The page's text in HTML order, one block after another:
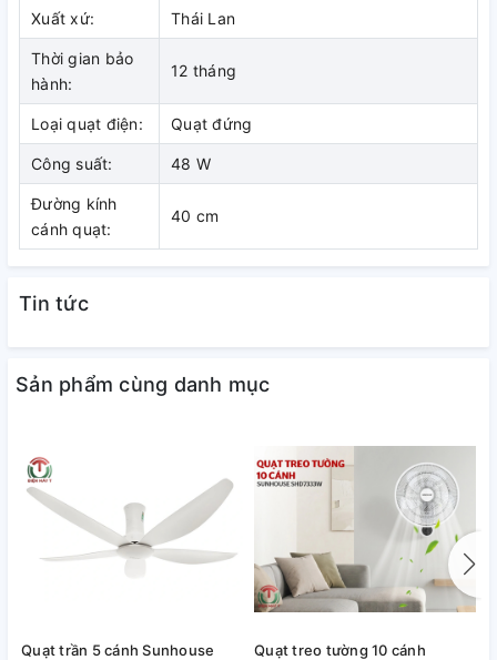
3 mức tốc độ gió điều khiển bằng
dễ dùng
Xuất xứ: Thái Lan
Thời gian bảo
hành:
12 tháng
Loại quạt điện: Quạt đứng
Công suất: 48 W
Đường kính
cánh quạt:
40 cm
Tin tức
Sản phẩm cùng danh mục
Quạt trần 5 cánh Sunhouse
Quạt treo tường 10 cánh